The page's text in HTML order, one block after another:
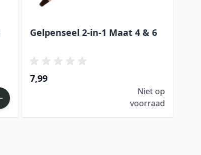
Gelpenseel 2-in-1 Maat 4 & 6
7,99
Niet op
voorraad